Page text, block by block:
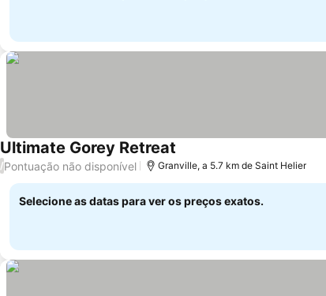
Ultimate Gorey Retreat
/Pontuação não disponível Granville, a 5.7 km de Saint Helier
Selecione as datas para ver os preços exatos.